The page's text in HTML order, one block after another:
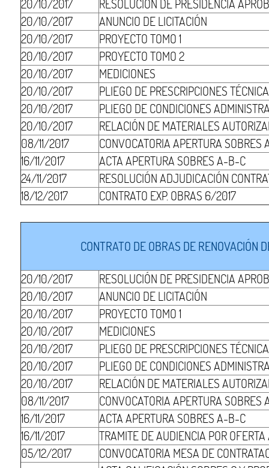
20/10/2017
RESOLUCIÓN DE PRESIDENCIA
20/10/2017
ANUNCIO DE LICITACIÓN
20/10/2017
PROYECTO TOMO 1
20/10/2017
PROYECTO TOMO 2
20/10/2017
MEDICIONES
20/10/2017
PLIEGO DE PRESCRIPCIONES
20/10/2017
PLIEGO DE CONDICIONES
20/10/2017
RELACIÓN DE MATERIALES
08/11/2017
CONVOCATORIA APERTURA
16/11/2017
ACTA APERTURA SOBRES A-B-C
24/11/2017
RESOLUCIÓN ADJUDICACIÓN
18/12/2017
CONTRATO EXP. OBRAS 6/2017
CONTRATO DE OBRAS DE RENOVACIÓN
20/10/2017
RESOLUCIÓN DE PRESIDENCIA
20/10/2017
ANUNCIO DE LICITACIÓN
20/10/2017
PROYECTO TOMO 1
20/10/2017
MEDICIONES
20/10/2017
PLIEGO DE PRESCRIPCIONES
20/10/2017
PLIEGO DE CONDICIONES
20/10/2017
RELACIÓN DE MATERIALES
08/11/2017
CONVOCATORIA APERTURA
16/11/2017
ACTA APERTURA SOBRES A-B-C
16/11/2017
TRAMITE DE AUDIENCIA POR
05/12/2017
CONVOCATORIA MESA DE